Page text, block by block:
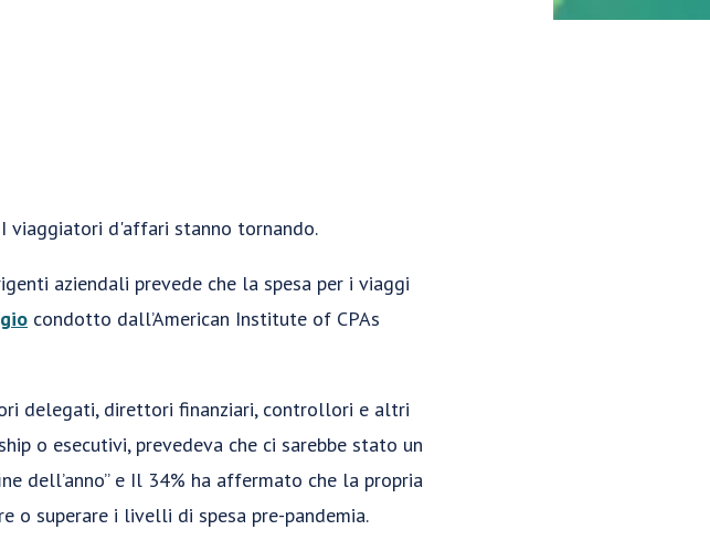
viaggiatori d'affari stanno tornando.
aziendali prevede che la spesa per i viaggi
condotto dall’American Institute of CPAs
delegati, direttori finanziari, controllori e altri
o esecutivi, prevedeva che ci sarebbe stato un
dell’anno” e Il 34% ha affermato che la propria
o superare i livelli di spesa pre-pandemia.